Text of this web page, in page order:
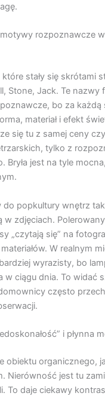
rozpoznawcze
które stały się skrótami
Stone, Jack. Te nazwy
bo za każdą
materiał i efekt
się tu z samej ceny
tylko z
Bryła jest na tyle
do popkultury wnętrz
w zdjęciach.
„czytają się” na
W realnym
wyrazisty, bo
w ciągu dnia. To widać
często
i płynna
obiektu organicznego,
Nierówność jest tu
To daje ciekawy